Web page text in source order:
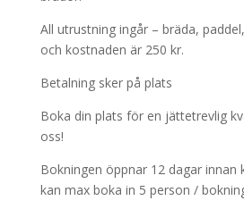
All utrustning ingår – bräda,
och kostnaden är 250 kr.
Betalning sker på plats
Boka din plats för en jättetrevlig
oss!
Bokningen öppnar 12 dagar innan
kan max boka in 5 person /